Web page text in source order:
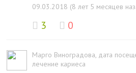
09.03.2018 (8 лет 5 месяцев
3 0
Марго Виноградова, дата
лечение кариеса